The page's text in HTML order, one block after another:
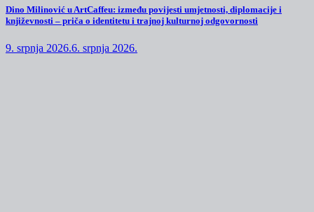
Dino Milinović u ArtCaffeu: između povijesti umjetnosti, diplomacije i
književnosti – priča o identitetu i trajnoj kulturnoj odgovornosti
9. srpnja 2026.6. srpnja 2026.